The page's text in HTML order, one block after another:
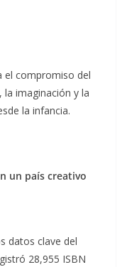
el compromiso del
la imaginación y la
la infancia.
un país creativo
datos clave del
28,955 ISBN